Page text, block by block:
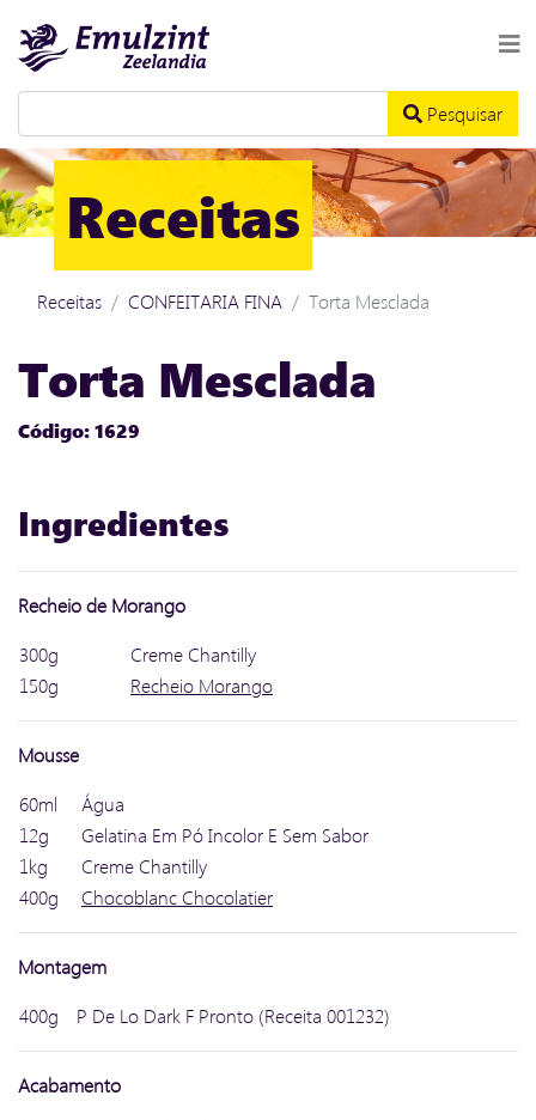
Pesquisar
Receitas
Receitas CONFEITARIA FINA Torta Mesclada
Torta Mesclada
Código: 1629
Ingredientes
Recheio de Morango
300g
Creme Chantilly
150g
Recheio Morango
Mousse
60ml
Água
12g
Gelatina Em Pó Incolor E Sem Sabor
1kg
Creme Chantilly
400g
Chocoblanc Chocolatier
Montagem
400g
P De Lo Dark F Pronto (Receita 001232)
Acabamento